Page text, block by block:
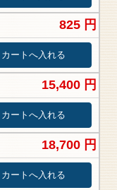
825 円
15,400 円
18,700 円